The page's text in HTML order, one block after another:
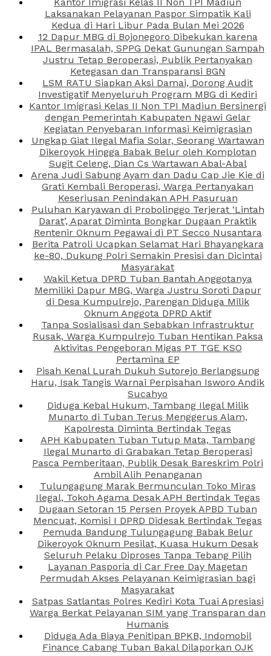
Laksanakan Pelayanan Paspor Simpatik Kali
Kedua di Hari Libur Pada Bulan Mei 2026
12 Dapur MBG di Bojonegoro Dibekukan karena
IPAL Bermasalah, SPPG Dekat Gunungan Sampah
Justru Tetap Beroperasi, Publik Pertanyakan
Ketegasan dan Transparansi BGN
LSM RATU Siapkan Aksi Damai, Dorong Audit
Investigatif Menyeluruh Program MBG di Kediri
Kantor Imigrasi Kelas II Non TPI Madiun Bersinergi
dengan Pemerintah Kabupaten Ngawi Gelar
Kegiatan Penyebaran Informasi Keimigrasian
Ungkap Giat Ilegal Mafia Solar, Seorang Wartawan
Dikeroyok Hingga Babak Belur oleh Komplotan
Sugit Celeng, Dian Cs Wartawan Abal-Abal
Arena Judi Sabung Ayam dan Dadu Cap Jie Kie di
Grati Kembali Beroperasi, Warga Pertanyakan
Keseriusan Penindakan APH Pasuruan
Puluhan Karyawan di Probolinggo Terjerat ‘Lintah
Darat’, Aparat Diminta Bongkar Dugaan Praktik
Rentenir Oknum Pegawai di PT Secco Nusantara
Berita Patroli Ucapkan Selamat Hari Bhayangkara
ke-80, Dukung Polri Semakin Presisi dan Dicintai
Masyarakat
Wakil Ketua DPRD Tuban Bantah Anggotanya
Memiliki Dapur MBG, Warga Justru Soroti Dapur
di Desa Kumpulrejo, Parengan Diduga Milik
Oknum Anggota DPRD Aktif
Tanpa Sosialisasi dan Sebabkan Infrastruktur
Rusak, Warga Kumpulrejo Tuban Hentikan Paksa
Aktivitas Pengeboran Migas PT TGE KSO
Pertamina EP
Pisah Kenal Lurah Dukuh Sutorejo Berlangsung
Haru, Isak Tangis Warnai Perpisahan Isworo Andik
Sucahyo
Diduga Kebal Hukum, Tambang Ilegal Milik
Munarto di Tuban Terus Menggerus Alam,
Kapolresta Diminta Bertindak Tegas
APH Kabupaten Tuban Tutup Mata, Tambang
Ilegal Munarto di Grabakan Tetap Beroperasi
Pasca Pemberitaan, Publik Desak Bareskrim Polri
Ambil Alih Penanganan
Tulungagung Marak Bermunculan Toko Miras
Ilegal, Tokoh Agama Desak APH Bertindak Tegas
Dugaan Setoran 15 Persen Proyek APBD Tuban
Mencuat, Komisi I DPRD Didesak Bertindak Tegas
Pemuda Bandung Tulungagung Babak Belur
Dikeroyok Oknum Pesilat, Kuasa Hukum Desak
Seluruh Pelaku Diproses Tanpa Tebang Pilih
Layanan Pasporia di Car Free Day Magetan
Permudah Akses Pelayanan Keimigrasian bagi
Masyarakat
Satpas Satlantas Polres Kediri Kota Tuai Apresiasi
Warga Berkat Pelayanan SIM yang Transparan dan
Humanis
Diduga Ada Biaya Penitipan BPKB, Indomobil
Finance Cabang Tuban Bakal Dilaporkan OJK